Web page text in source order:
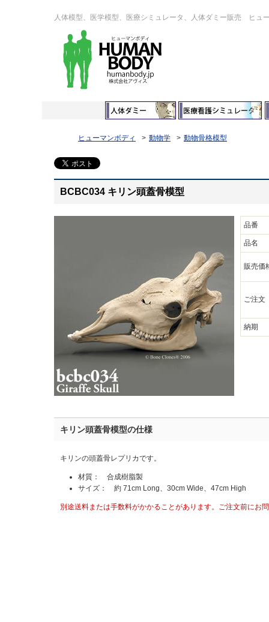
人体模型、医学模型、医療シミュレータ、人体ダミー販売 ヒュ
ヒューマンボディ 動物学 動物骨格模型
BCBC034 キリン頭蓋骨模型
品番
品名
販売価
ご注文
納期
キリン頭蓋骨模型の仕様
キリンの頭蓋骨レプリカです。
材質： 合成樹脂製
サイズ： 約 71cm Long、30cm Wide、47cm High
別途送料または手数料がかかることがあります。ご注文前にお